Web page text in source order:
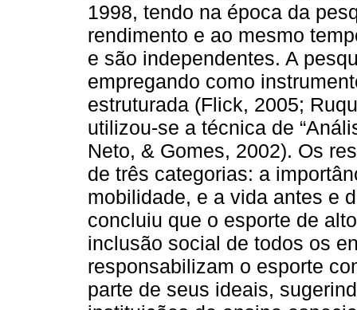
1998, tendo na época da
rendimento e ao mesmo
e são independentes. A
empregando como
estruturada (Flick, 2005;
utilizou-se a técnica de
Neto, & Gomes, 2002). Os
de três categorias: a
mobilidade, e a vida antes e
concluiu que o esporte de
inclusão social de todos os
responsabilizam o esporte
parte de seus ideais,